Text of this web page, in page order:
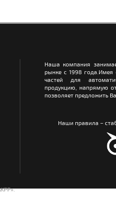
Наша компания
рынке с 1998
частей для
продукцию, напрямую
позволяет предложить
Наши правила –